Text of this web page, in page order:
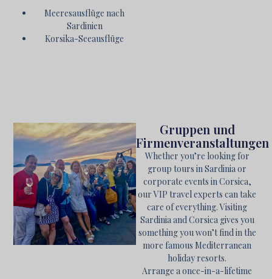
Meeresausflüge nach
Sardinien
Korsika-Seeausflüge
Gruppen und
Firmenveranstaltungen
Whether you’re looking for
group tours in Sardinia or
corporate events in Corsica,
our VIP travel experts can take
care of everything. Visiting
Sardinia and Corsica gives you
something you won’t find in the
more famous Mediterranean
holiday resorts.
Arrange a once-in-a-lifetime